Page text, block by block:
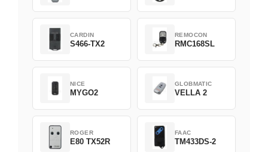
CARDIN
S466-TX2
REMOCON
RMC168SL
NICE
MYGO2
GLOBMATIC
VELLA 2
ROGER
E80 TX52R
FAAC
TM433DS-2